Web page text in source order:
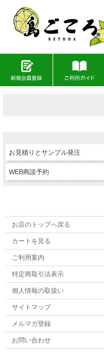
お見積りとサンプル発注
WEB商談予約
お店のトップへ戻る
カートを見る
ご利用案内
特定商取引法表示
個人情報の取扱い
サイトマップ
メルマガ登録
お問い合わせ